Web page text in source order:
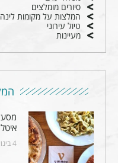
סיורים מומלצים
המלצות על מקומות לינה
טיול עירוני
מעיינות
4 בינואר 2024